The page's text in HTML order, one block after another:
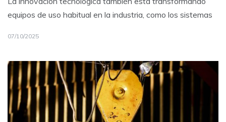
equipos de uso habitual en la industria, como los sistemas
07/10/2025